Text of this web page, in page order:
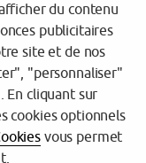
du contenu
publicitaires
site et de nos
"personnaliser"
En cliquant sur
cookies optionnels
vous permet